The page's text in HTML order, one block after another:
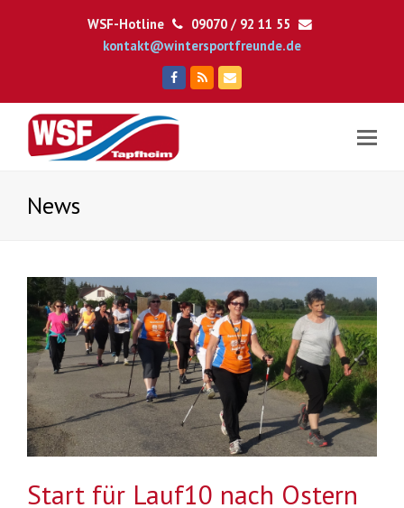
WSF-Hotline
09070 / 92 11 55
kontakt@wintersportfreunde.de
Facebook
RSS E-
Mail
News
Start für Lauf10 nach Ostern